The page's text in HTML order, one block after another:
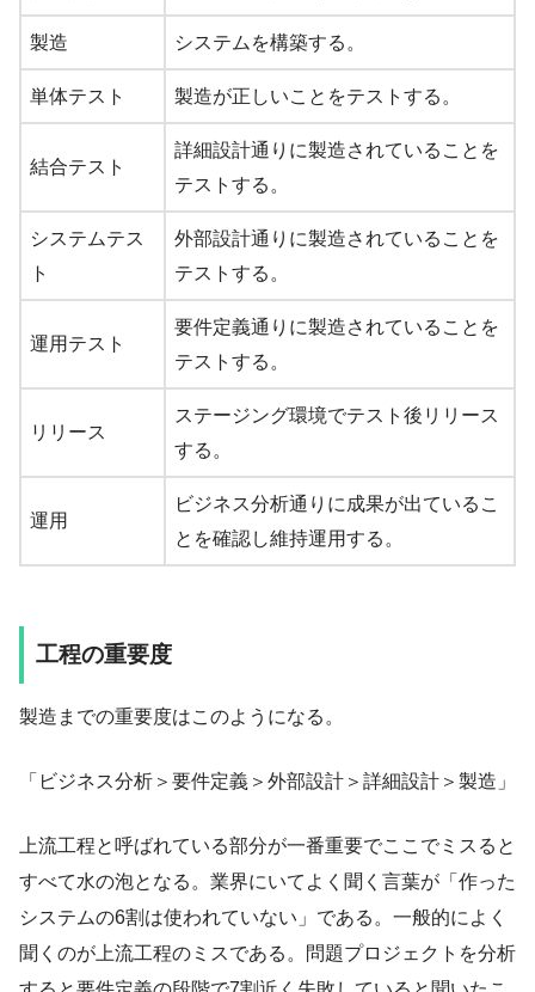
製造 システムを構築する。
単体テスト 製造が正しいことをテストする。
結合テスト
詳細設計通りに製造されていることを
テストする。
システムテス
ト
外部設計通りに製造されていることを
テストする。
運用テスト
要件定義通りに製造されていることを
テストする。
リリース
ステージング環境でテスト後リリース
する。
運用
ビジネス分析通りに成果が出ているこ
とを確認し維持運用する。
工程の重要度
製造までの重要度はこのようになる。
「ビジネス分析＞要件定義＞外部設計＞詳細設計＞製造」
上流工程と呼ばれている部分が一番重要でここでミスると
すべて水の泡となる。業界にいてよく聞く言葉が「作った
システムの6割は使われていない」である。一般的によく
聞くのが上流工程のミスである。問題プロジェクトを分析